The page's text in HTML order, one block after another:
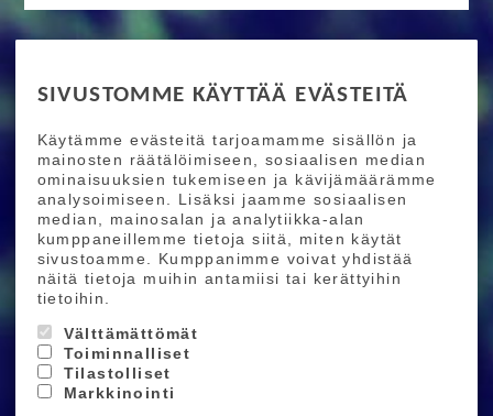
SIVUSTOMME KÄYTTÄÄ EVÄSTEITÄ
Käytämme evästeitä tarjoamamme sisällön ja
mainosten räätälöimiseen, sosiaalisen median
ominaisuuksien tukemiseen ja kävijämäärämme
analysoimiseen. Lisäksi jaamme sosiaalisen
median, mainosalan ja analytiikka-alan
kumppaneillemme tietoja siitä, miten käytät
sivustoamme. Kumppanimme voivat yhdistää
näitä tietoja muihin antamiisi tai kerättyihin
tietoihin.
Välttämättömät
Toiminnalliset
Tilastolliset
Markkinointi
Ride More – Pyöräkauppa ja pyörähuolto
Helsingissä
TILAA UUTISKIRJEEMME
Tilaamalla uutiskirjeemme saat uusimmat edut
suoraan sähköpostiisi.
Hyväksyn henkilötietojen tallentamisen (